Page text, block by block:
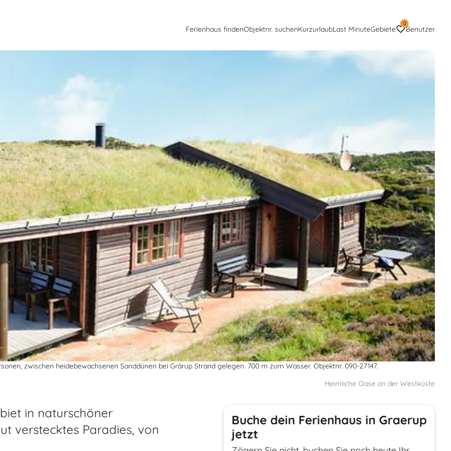
Ferienhaus findenObjektnr. suchenKurzurlaubLast MinuteGebiete
0
Benutzer
zwischen heidebewachsenen Sanddünen bei Grärup Strand gelegen. 700 m zum Wasser. Objektnr. 090-27147.
Heimliche Oase an der Westküste
in naturschöner
verstecktes Paradies, von
Buche dein Ferienhaus in Graerup
jetzt